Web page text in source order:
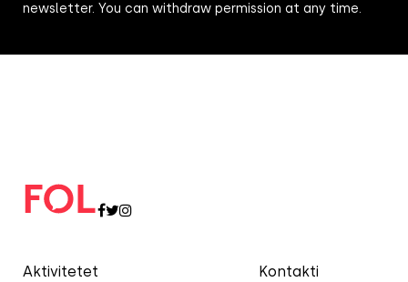
Aktivitetet Kontakti
newsletter. You can withdraw permission at any time.